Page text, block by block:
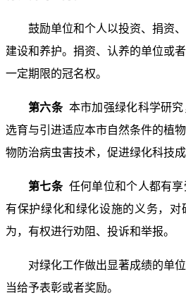
鼓励单位和个人以投资、捐资
建设和养护。捐资、认养的单位或
一定期限的冠名权。
第六条 本市加强绿化科学研
选育与引进适应本市自然条件的植
物防治病虫害技术，促进绿化科技成
第七条 任何单位和个人都有享
有保护绿化和绿化设施的义务，
为，有权进行劝阻、投诉和举报。
对绿化工作做出显著成绩的单
当给予表彰或者奖励。